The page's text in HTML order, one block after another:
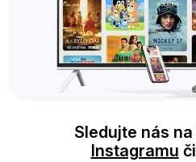
Sledujte nás na
Instagramu či